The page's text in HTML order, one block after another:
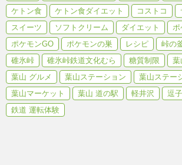
ケトン食
ケトン食ダイエット コストコ
スイーツ
ソフトクリーム ダイエット
ポ
ポケモンGO
ポケモンの巣 レシピ 峠の
碓氷峠
碓氷峠鉄道文化むら 糖質制限 葉
葉山 グルメ
葉山ステーション
葉山ステー
葉山マーケット
葉山 道の駅 軽井沢 逗
鉄道 運転体験